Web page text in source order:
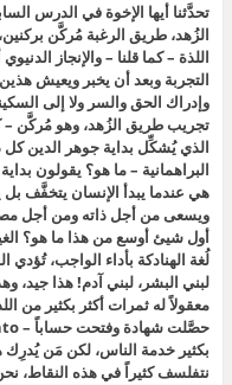
تحدَّثنا أيها الإخوة في الدرس
الزُهد، طريق الرغبة مُركَّن
اللذة – كما قلنا – والإنجاز
التجربة وبعد أن يخبر ويعيش
وإدراك الحق والسر ولا إلى
تجريب طريق الزُهد، وهو مُركَّن –
الذي يُشكِّل بداية جوهر الدين كل
البراهمانية – ما هو؟ يقولون
هي عندما يبدأ الإنسان يتخفَّف بل
ويسعى من أجل ذاته ومن أجل
أول شيئ أوسع من هذا ما هو؟
لُغة الهنادكة بأداء الواجب،
لبني البشر، لبني آدم! هذا جيد،
معقولاً له ثمرات أكثر بكثير من
بكثير خدمة الناس، لكن مَن
نتفلسف كثيراً في هذه النقاط،